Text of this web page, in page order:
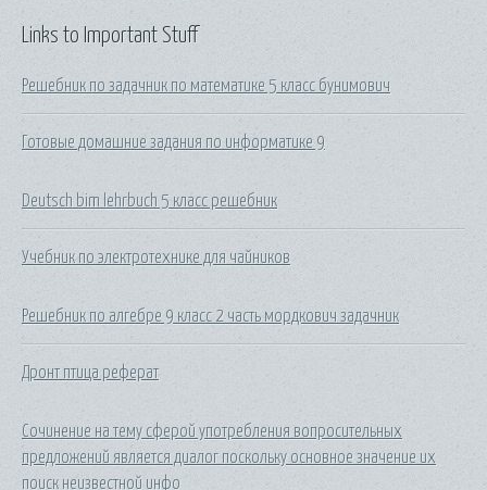
Links to Important Stuff
Решебник по задачник по математике 5 класс бунимович
Готовые домашние задания по информатике 9
Deutsch bim lehrbuch 5 класс решебник
Учебник по электротехнике для чайников
Решебник по алгебре 9 класс 2 часть мордкович задачник
Дронт птица реферат
Сочинение на тему сферой употребления вопросительных
предложений является диалог поскольку основное значение их
поиск неизвестной инфо